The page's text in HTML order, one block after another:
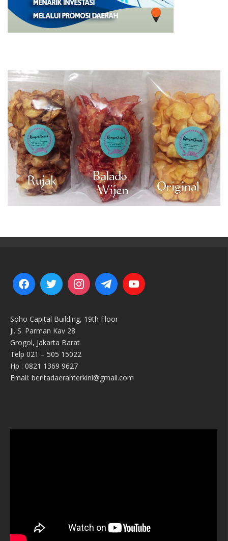
Soho Capital Building, 19th Floor
Jl. S. Parman Kav 28
Grogol, Jakarta Barat
Telp 021 – 505 15022
Hp : 0821 1369 9627
Email: beritadaerahterkini@gmail.com